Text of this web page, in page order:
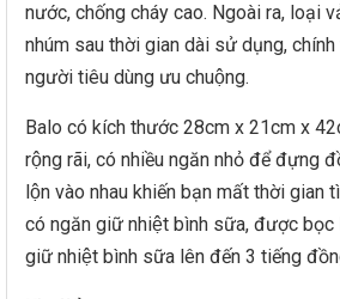
nước, chống cháy cao. Ngoài ra, loại
nhúm sau thời gian dài sử dụng,
người tiêu dùng ưu chuộng.
Balo có kích thước 28cm x 21cm x
rộng rãi, có nhiều ngăn nhỏ để đựng
lộn vào nhau khiến bạn mất thời gian
có ngăn giữ nhiệt bình sữa, được
giữ nhiệt bình sữa lên đến 3 tiếng